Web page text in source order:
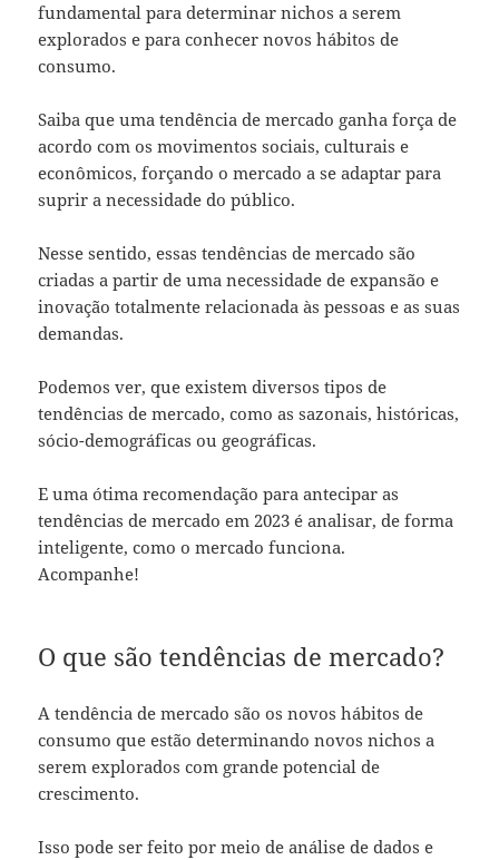
fundamental para determinar nichos a serem
explorados e para conhecer novos hábitos de
consumo.
Saiba que uma tendência de mercado ganha força de
acordo com os movimentos sociais, culturais e
econômicos, forçando o mercado a se adaptar para
suprir a necessidade do público.
Nesse sentido, essas tendências de mercado são
criadas a partir de uma necessidade de expansão e
inovação totalmente relacionada às pessoas e as suas
demandas.
Podemos ver, que existem diversos tipos de
tendências de mercado, como as sazonais, históricas,
sócio-demográficas ou geográficas.
E uma ótima recomendação para antecipar as
tendências de mercado em 2023 é analisar, de forma
inteligente, como o mercado funciona.
Acompanhe!
O que são tendências de mercado?
A tendência de mercado são os novos hábitos de
consumo que estão determinando novos nichos a
serem explorados com grande potencial de
crescimento.
Isso pode ser feito por meio de análise de dados e